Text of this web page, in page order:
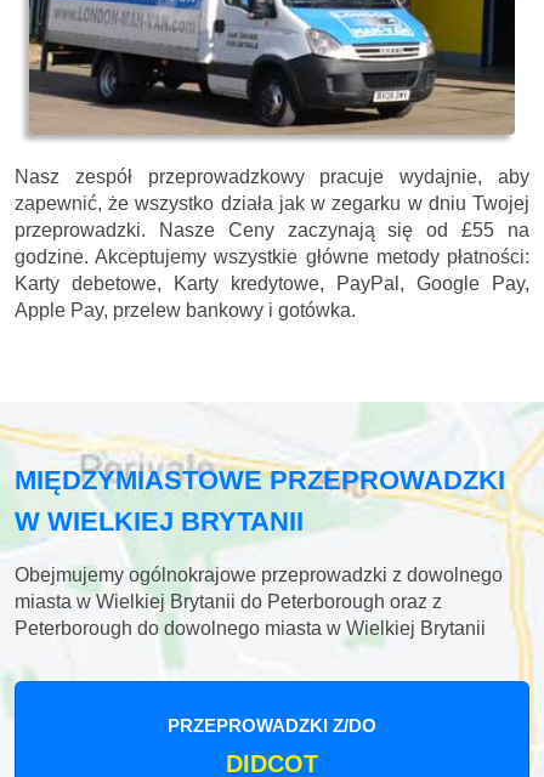
Nasz zespół przeprowadzkowy pracuje wydajnie, aby
zapewnić, że wszystko działa jak w zegarku w dniu Twojej
przeprowadzki. Nasze Ceny zaczynają się od £55 na
godzine. Akceptujemy wszystkie główne metody płatności:
Karty debetowe, Karty kredytowe, PayPal, Google Pay,
Apple Pay, przelew bankowy i gotówka.
MIĘDZYMIASTOWE PRZEPROWADZKI
W WIELKIEJ BRYTANII
Obejmujemy ogólnokrajowe przeprowadzki z dowolnego
miasta w Wielkiej Brytanii do Peterborough oraz z
Peterborough do dowolnego miasta w Wielkiej Brytanii
PRZEPROWADZKI Z/DO
DIDCOT